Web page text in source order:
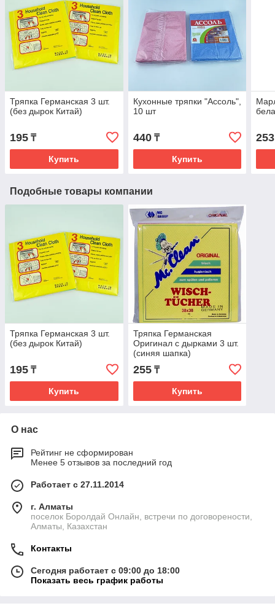
Тряпка Германская 3 шт.
(без дырок Китай)
195 ₸
Купить
Кухонные тряпки "Ассоль",
10 шт
440₸
Купить
253
Подобные товары компании
Тряпка Германская 3 шт.
(без дырок Китай)
195 ₸
Купить
Тряпка Германская
Оригинал с дырками 3 шт.
(синяя шапка)
255₸
Купить
О нас
Рейтинг не сформирован
Менее 5 отзывов за последний год
Работает с 27.11.2014
г. Алматы
поселок Боролдай Онлайн, встречи по договорености,
Алматы, Казахстан
Контакты
Сегодня работает с 09:00 до 18:00
Показать весь график работы